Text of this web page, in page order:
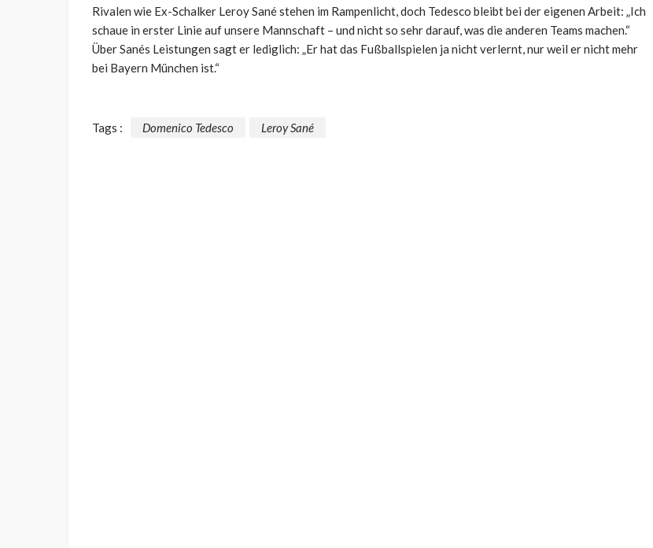
Rivalen wie Ex-Schalker Leroy Sané stehen im Rampenlicht, doch Tedesco bleibt bei der eigenen Arbeit: „Ich
schaue in erster Linie auf unsere Mannschaft – und nicht so sehr darauf, was die anderen Teams machen.“
Über Sanés Leistungen sagt er lediglich: „Er hat das Fußballspielen ja nicht verlernt, nur weil er nicht mehr
bei Bayern München ist.“
Tags : Domenico Tedesco Leroy Sané